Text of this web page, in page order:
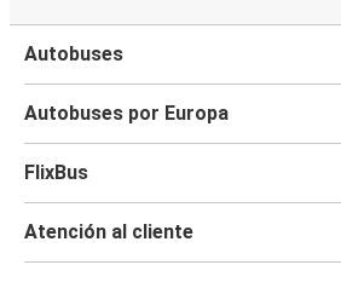
Aeropuerto de Venecia
Autobuses
Autobuses por Europa
FlixBus
Atención al cliente